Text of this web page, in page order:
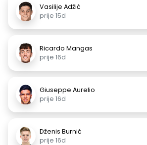
Vasilije Adžić
prije 15d
Ricardo Mangas
prije 16d
Giuseppe Aurelio
prije 16d
Dženis Burnić
prije 16d